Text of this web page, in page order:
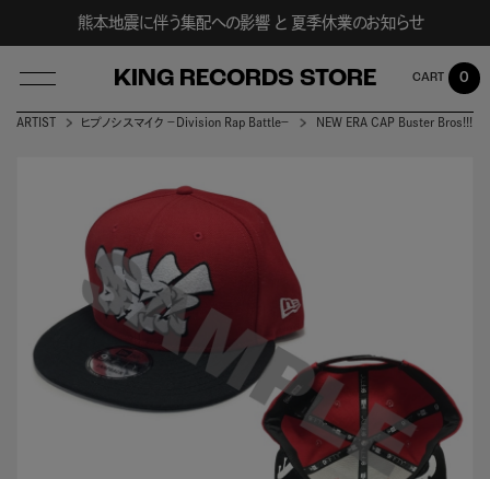
熊本地震に伴う集配への影響 と 夏季休業のお知らせ
KING RECORDS STORE
LOG IN
0
ARTIST ヒプノシスマイク －Division Rap Battle－ NEW ERA CAP Buster Bros!!!